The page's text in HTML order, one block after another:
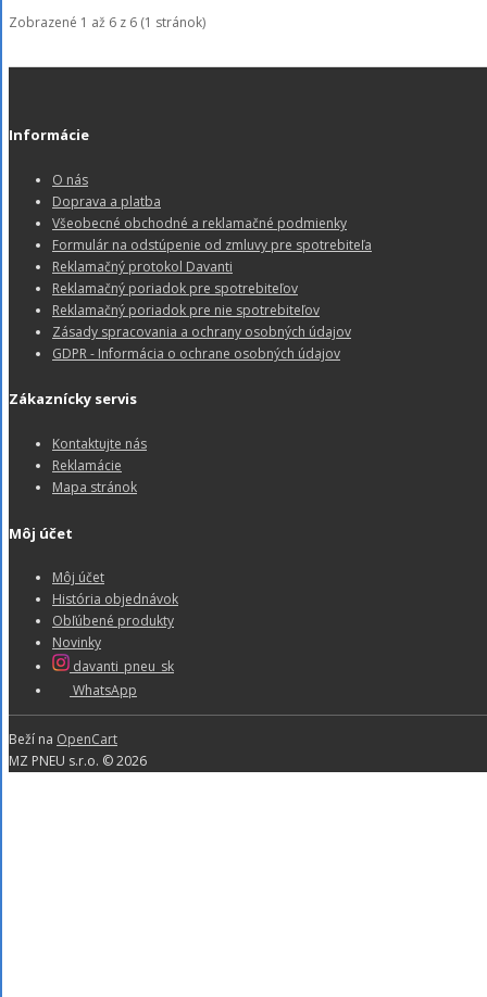
Zobrazené 1 až 6 z 6 (1 stránok)
Informácie
O nás
Doprava a platba
Všeobecné obchodné a reklamačné podmienky
Formulár na odstúpenie od zmluvy pre spotrebiteľa
Reklamačný protokol Davanti
Reklamačný poriadok pre spotrebiteľov
Reklamačný poriadok pre nie spotrebiteľov
Zásady spracovania a ochrany osobných údajov
GDPR - Informácia o ochrane osobných údajov
Zákaznícky servis
Kontaktujte nás
Reklamácie
Mapa stránok
Môj účet
Môj účet
História objednávok
Obľúbené produkty
Novinky
davanti_pneu_sk
WhatsApp
Beží na OpenCart
MZ PNEU s.r.o. © 2026